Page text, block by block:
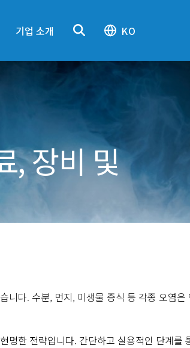
기업 소개 KO
, 장비 및
다. 수분, 먼지, 미생물 증식 등 각종 오염은
명한 전략입니다. 간단하고 실용적인 단계를